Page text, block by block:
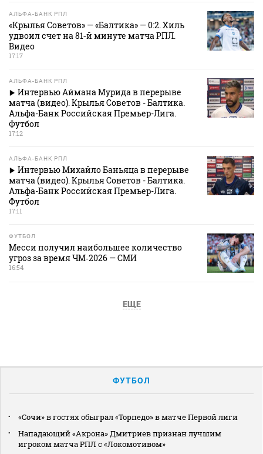
АЛЬФА-БАНК РПЛ
«Крылья Советов» — «Балтика» — 0:2. Хиль
удвоил счет на 81‑й минуте матча РПЛ.
Видео
17:17
АЛЬФА-БАНК РПЛ
Интервью Аймана Мурида в перерыве
матча (видео). Крылья Советов - Балтика.
Альфа-Банк Российская Премьер-Лига.
Футбол
17:12
АЛЬФА-БАНК РПЛ
Интервью Михайло Баньяца в перерыве
матча (видео). Крылья Советов - Балтика.
Альфа-Банк Российская Премьер-Лига.
Футбол
17:11
ФУТБОЛ
Месси получил наибольшее количество
угроз за время ЧМ‑2026 — СМИ
16:54
ЕЩЕ
ФУТБОЛ
«Сочи» в гостях обыграл «Торпедо» в матче Первой лиги
Нападающий «Акрона» Дмитриев признан лучшим
игроком матча РПЛ с «Локомотивом»